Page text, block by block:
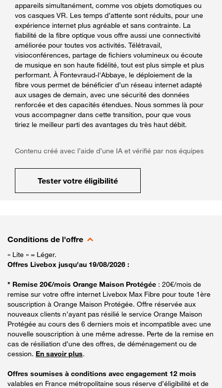
appareils simultanément, comme vos objets domotiques ou
vos casques VR. Les temps d’attente sont réduits, pour une
expérience internet plus agréable et sans contrainte. La
fiabilité de la fibre optique vous offre aussi une connectivité
améliorée pour toutes vos activités. Télétravail,
visioconférences, partage de fichiers volumineux ou écoute
de musique en son haute fidélité, tout est plus simple et plus
performant. À Fontevraud-l'Abbaye, le déploiement de la
fibre vous permet de bénéficier d’un réseau internet adapté
aux usages de demain, avec une sécurité des données
renforcée et des capacités étendues. Nous sommes là pour
vous accompagner dans cette transition, pour que vous
tiriez le meilleur parti des avantages du très haut débit.
Contenu créé avec l’aide d’une IA et vérifié par nos équipes
Tester votre éligibilité
Conditions de l'offre
« Lite » = Léger.
Offres Livebox jusqu'au 19/08/2026 :
* Remise 20€/mois Orange Maison Protégée : 20€/mois de
remise sur votre offre internet Livebox Max Fibre pour toute 1ère
souscription à Orange Maison Protégée. Offre réservée aux
nouveaux clients n’ayant pas résilié le service Orange Maison
Protégée au cours des 6 derniers mois et incompatible avec une
nouvelle souscription à une même adresse. Perte de la remise en
cas de résiliation d’une des offres, de déménagement ou de
cession. En savoir plus.
Offres soumises à conditions avec engagement 12 mois
valables en France métropolitaine sous réserve d’éligibilité et de